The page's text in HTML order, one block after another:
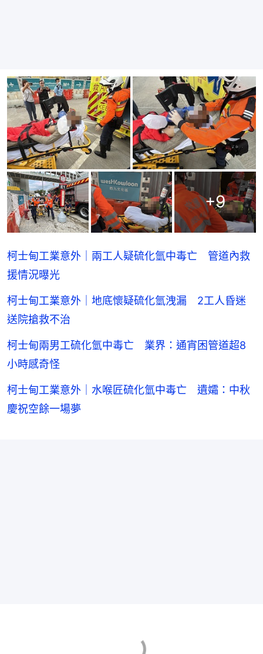
+9
柯士甸工業意外｜兩工人疑硫化氫中毒亡 管道內救
援情況曝光
柯士甸工業意外｜地底懷疑硫化氫洩漏 2工人昏迷
送院搶救不治
柯士甸兩男工硫化氫中毒亡 業界：通宵困管道超8
小時感奇怪
柯士甸工業意外｜水喉匠硫化氫中毒亡 遺孀：中秋
慶祝空餘一場夢